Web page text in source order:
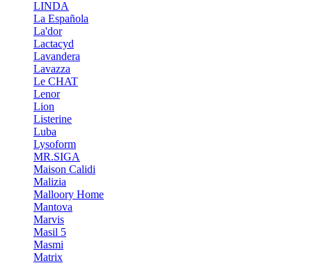
LINDA
La Española
La'dor
Lactacyd
Lavandera
Lavazza
Le CHAT
Lenor
Lion
Listerine
Luba
Lysoform
MR.SIGA
Maison Calidi
Malizia
Malloory Home
Mantova
Marvis
Masil 5
Masmi
Matrix